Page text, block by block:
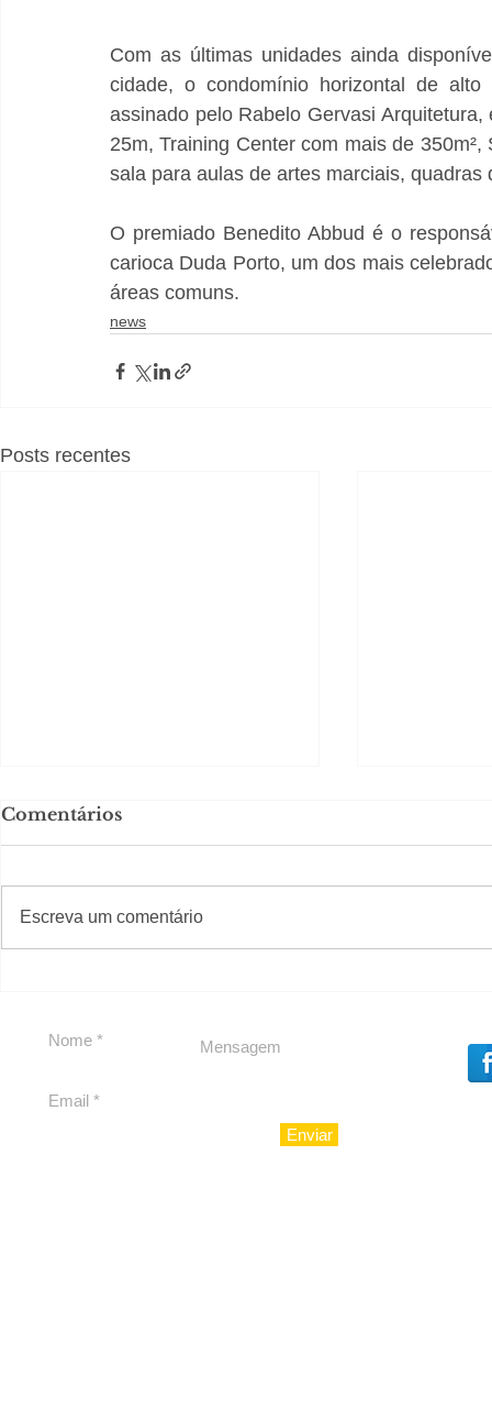
Com as últimas unidades ainda
cidade, o condomínio horizontal de
assinado pelo Rabelo Gervasi
25m, Training Center com mais de
sala para aulas de artes marciais,
O premiado Benedito Abbud é o
carioca Duda Porto, um dos mais
áreas comuns.
news
Posts recentes
para São Paulo
Comentários
Escreva um comentário
#Sugestões
Enviar